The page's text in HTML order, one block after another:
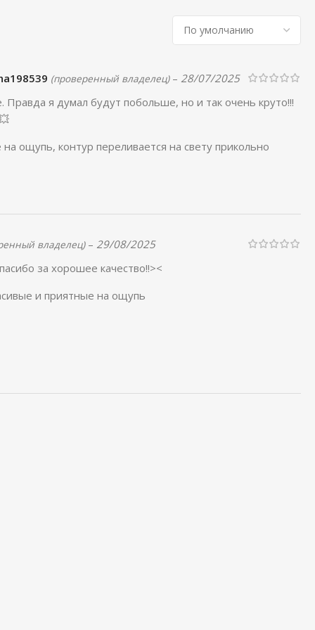
(проверенный владелец) – 28/07/2025
Правда я думал будут побольше, но и так очень круто!!!
ощупь, контур переливается на свету прикольно
владелец) – 29/08/2025
за хорошее качество!!><
и приятные на ощупь